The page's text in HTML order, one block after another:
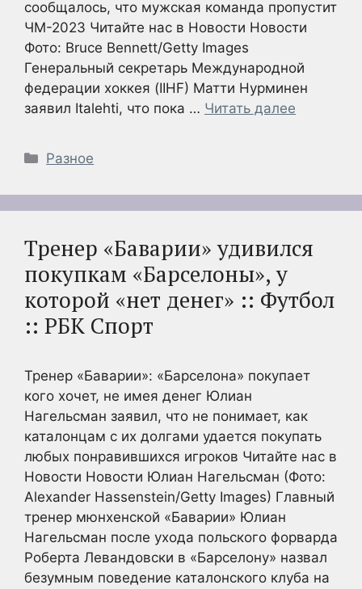
сообщалось, что мужская команда пропустит
ЧМ-2023 Читайте нас в Новости Новости
Фото: Bruce Bennett/Getty Images
Генеральный секретарь Международной
федерации хоккея (IIHF) Матти Нурминен
заявил Italehti, что пока … Читать далее
Рубрики
Разное
Тренер «Баварии» удивился
покупкам «Барселоны», у
которой «нет денег» :: Футбол
:: РБК Спорт
Тренер «Баварии»: «Барселона» покупает
кого хочет, не имея денег Юлиан
Нагельсман заявил, что не понимает, как
каталонцам с их долгами удается покупать
любых понравившихся игроков Читайте нас в
Новости Новости Юлиан Нагельсман (Фото:
Alexander Hassenstein/Getty Images) Главный
тренер мюнхенской «Баварии» Юлиан
Нагельсман после ухода польского форварда
Роберта Левандовски в «Барселону» назвал
безумным поведение каталонского клуба на